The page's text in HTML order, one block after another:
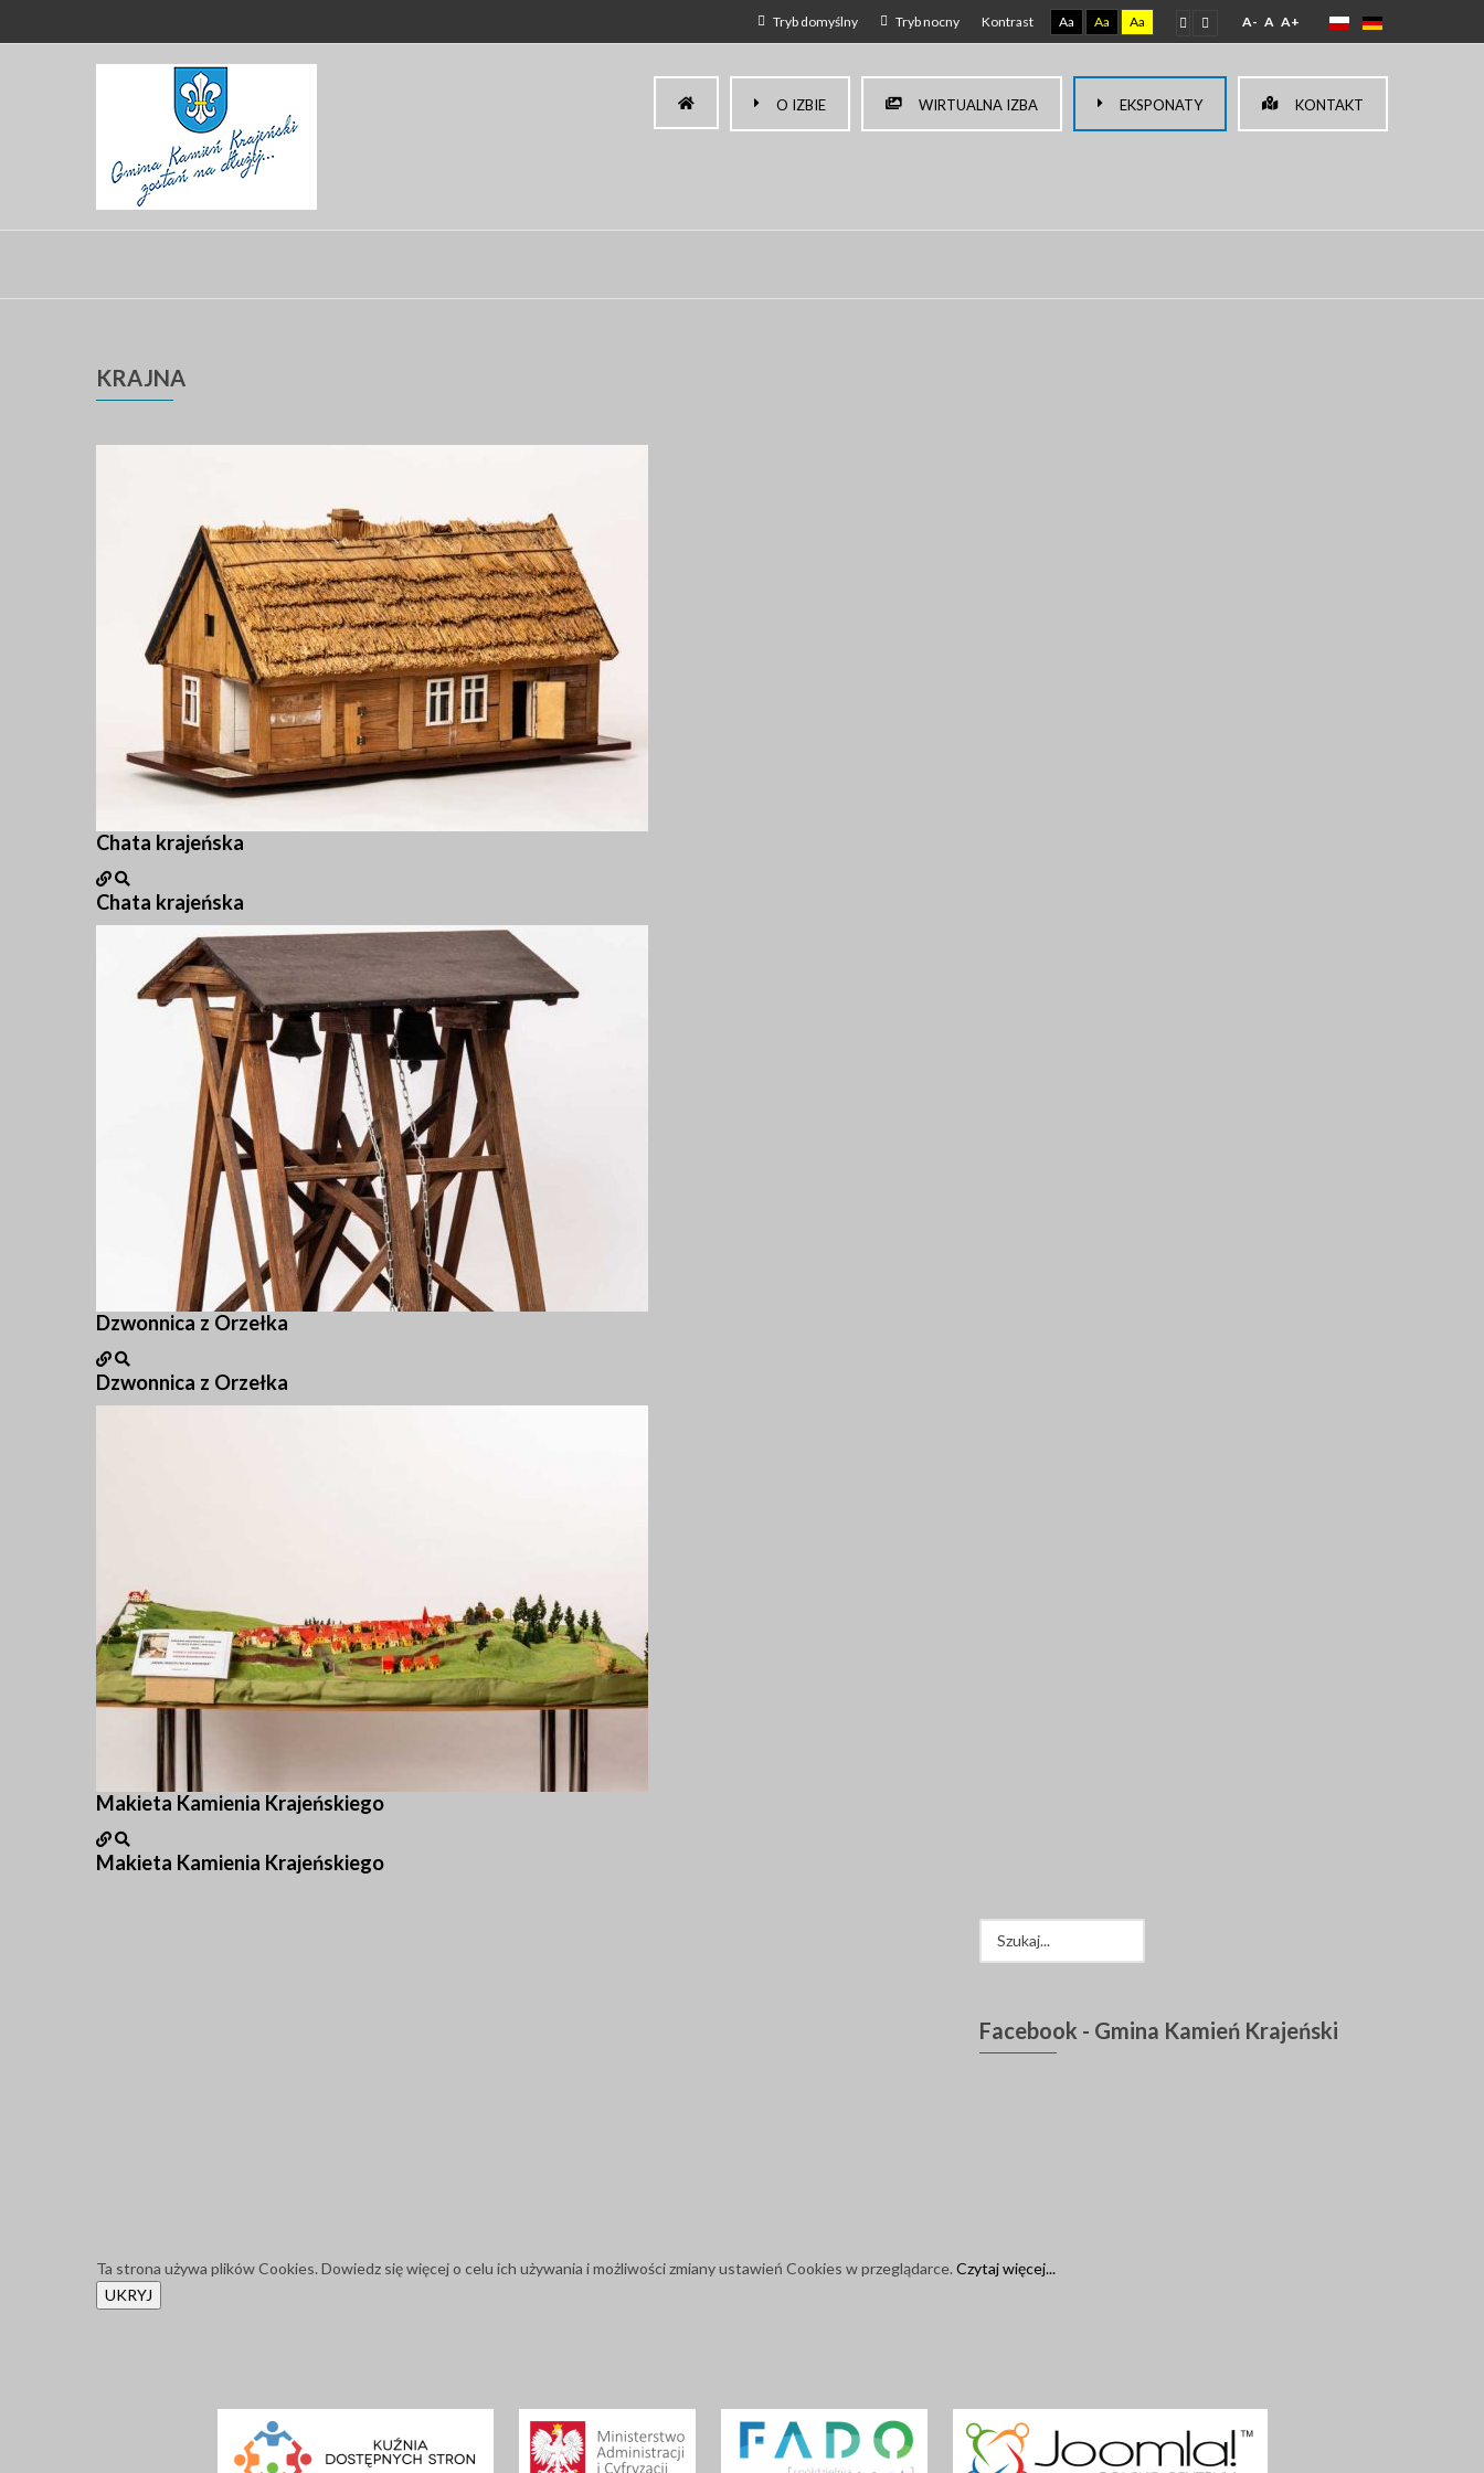
Tryb domyślny Tryb nocny Kontrast Aa Aa Aa A- A A+
O IZBIE WIRTUALNA IZBA EKSPONATY KONTAKT
KRAJNA
Chata krajeńska
Chata krajeńska
Dzwonnica z Orzełka
Dzwonnica z Orzełka
Makieta Kamienia Krajeńskiego
Makieta Kamienia Krajeńskiego
Facebook - Gmina Kamień Krajeński
Ta strona używa plików Cookies. Dowiedz się więcej o celu ich używania i możliwości zmiany ustawień Cookies w przeglądarce. Czytaj więcej...